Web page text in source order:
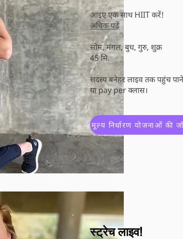
आइए एक साथ HIIT करें!
अधिक पढ़ें
सोम, मंगल, बुध, गुरु, शुक्र
45 मि.
सदस्य बनेहर लाइव तक पहुंच
या pay per क्लास।
मूल्य निर्धारण योजनाओं की
स्ट्रेच लाइव!